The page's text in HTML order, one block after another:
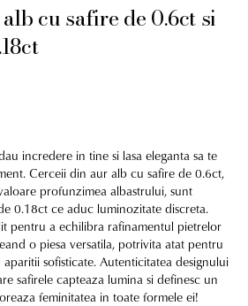
cu safire de 0.6ct si
incredere in tine si lasa eleganta sa te
Cerceii din aur alb cu safire de 0.6ct,
profunzimea albastrului, sunt
0.18ct ce aduc luminozitate discreta.
pentru a echilibra rafinamentul pietrelor
o piesa versatila, potrivita atat pentru
sofisticate. Autenticitatea designului
safirele capteaza lumina si definesc un
feminitatea in toate formele ei!